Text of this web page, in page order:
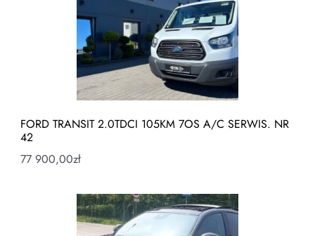
FORD TRANSIT 2.0TDCI 105KM 7OS A/C SERWIS. NR
42
77 900,00zł